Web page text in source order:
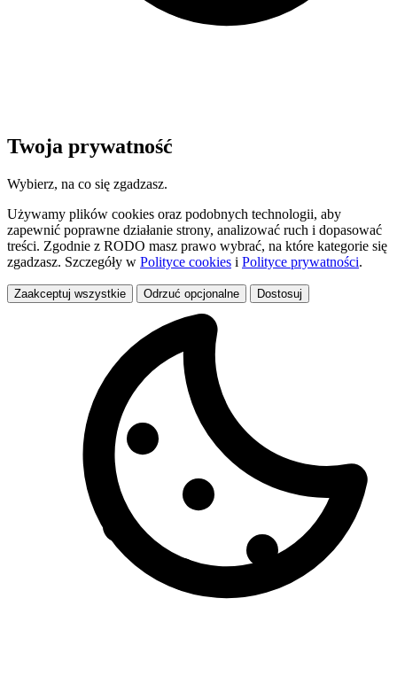
Twoja prywatność
Wybierz, na co się zgadzasz.
Używamy plików cookies oraz podobnych technologii, aby
zapewnić poprawne działanie strony, analizować ruch i dopasować
treści. Zgodnie z RODO masz prawo wybrać, na które kategorie się
zgadzasz. Szczegóły w Polityce cookies i Polityce prywatności.
Zaakceptuj wszystkie Odrzuć opcjonalne Dostosuj